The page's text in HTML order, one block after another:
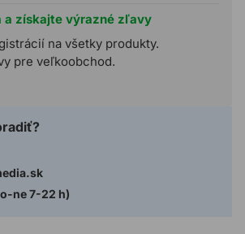
a získajte výrazné zľavy
na všetky produkty.
pre veľkoobchod.
ne 7-22 h)